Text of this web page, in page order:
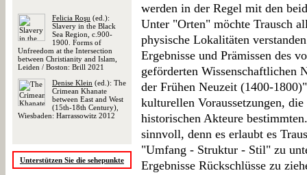
Felicia Roşu (ed.):
Slavery in the Black
Sea Region, c.900-
1900. Forms of
Unfreedom at the Intersection
between Christianity and Islam,
Leiden / Boston: Brill 2021
Denise Klein (ed.): The
Crimean Khanate
between East and West
(15th-18th Century),
Wiesbaden: Harrassowitz 2012
Unterstützen Sie die sehepunkte
werden in der Regel mit den
Unter "Orten" möchte Trausch
physische Lokalitäten
Ergebnisse und Prämissen des
geförderten Wissenschaftlichen
der Frühen Neuzeit (1400-
kulturellen Voraussetzungen,
historischen Akteure
sinnvoll, denn es erlaubt es
"Umfang - Struktur - Stil" zu
Ergebnisse Rückschlüsse zu